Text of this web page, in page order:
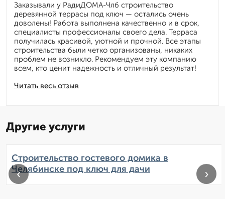
Читать весь отзыв
Заказывали у РадиДОМА-Члб строительство
деревянной террасы под ключ — остались очень
доволены! Работа выполнена качественно и в срок,
специалисты профессионалы своего дела. Терраса
получилась красивой, уютной и прочной. Все этапы
строительства были четко организованы, никаких
проблем не возникло. Рекомендуем эту компанию
всем, кто ценит надежность и отличный результат!
Другие услуги
Строительство гостевого домика в
Челябинске под ключ для дачи
‹ ›